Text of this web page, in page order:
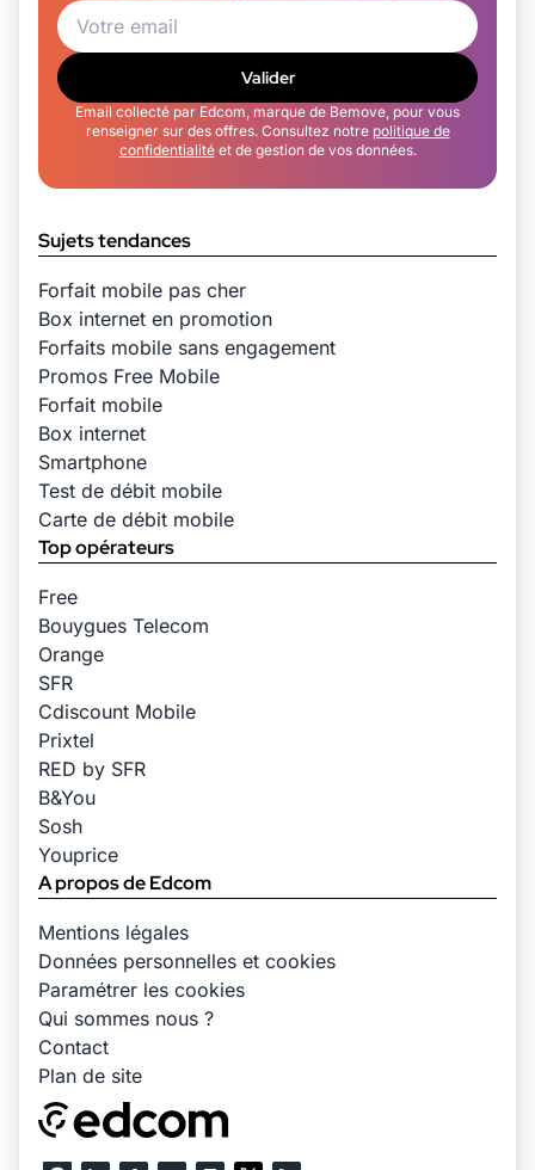
Valider
Email collecté par Edcom, marque de Bemove, pour vous
renseigner sur des offres. Consultez notre politique de
confidentialitéet de gestion de vos données.
Sujets tendances
Forfait mobile pas cher
Box internet en promotion
Forfaits mobile sans engagement
Promos Free Mobile
Forfait mobile
Box internet
Smartphone
Test de débit mobile
Carte de débit mobile
Top opérateurs
Free
Bouygues Telecom
Orange
SFR
Cdiscount Mobile
Prixtel
RED by SFR
B&You
Sosh
Youprice
A propos de Edcom
Mentions légales
Données personnelles et cookies
Paramétrer les cookies
Qui sommes nous ?
Contact
Plan de site